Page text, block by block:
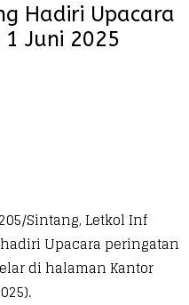
Hadiri Upacara
Juni 2025
Sintang, Letkol Inf
Upacara peringatan
di halaman Kantor